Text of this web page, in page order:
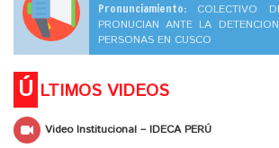
Pronunciamiento: COLECTIVO
PRONUCIAN ANTE LA
PERSONAS EN CUSCO
Ú LTIMOS VIDEOS
Video Institucional – IDECA PERÚ